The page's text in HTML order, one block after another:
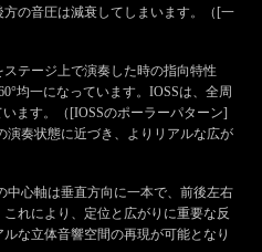
の音圧は減衰してしまいます。（[一
テージ上で演奏した時の指向特性
均一になっています。IOSSは、全周
ます。（[IOSSのポーラーパターン]
演奏状態に近づき、よりリアルな広が
中心軸は垂直方向に一本で、前後左右
れにより、定位と広がりに重要な反
な立体音響空間の再現が可能となり